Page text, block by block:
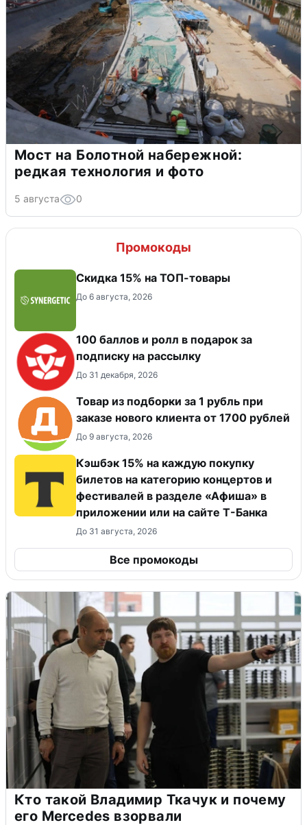
Мост на Болотной набережной:
редкая технология и фото
5 августа 0
Промокоды
Скидка 15% на ТОП-товары
До 6 августа, 2026
100 баллов и ролл в подарок за
подписку на рассылку
До 31 декабря, 2026
Товар из подборки за 1 рубль при
заказе нового клиента от 1700 рублей
До 9 августа, 2026
Кэшбэк 15% на каждую покупку
билетов на категорию концертов и
фестивалей в разделе «Афиша» в
приложении или на сайте Т-Банка
До 31 августа, 2026
Все промокоды
Кто такой Владимир Ткачук и почему
его Mercedes взорвали